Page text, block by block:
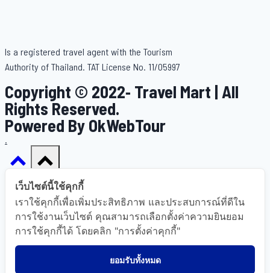
Is a registered travel agent with the Tourism
Authority of Thailand. TAT License No. 11/05997
Copyright © 2022- Travel Mart | All
Rights Reserved.
Powered By OkWebTour
.
Home
About Us
เว็บไซต์นี้ใช้คุกกี้
เราใช้คุกกี้เพื่อเพิ่มประสิทธิภาพ และประสบการณ์ที่ดีใน
การใช้งานเว็บไซต์ คุณสามารถเลือกตั้งค่าความยินยอม
การใช้คุกกี้ได้ โดยคลิก "การตั้งค่าคุกกี้"
ยอมรับทั้งหมด